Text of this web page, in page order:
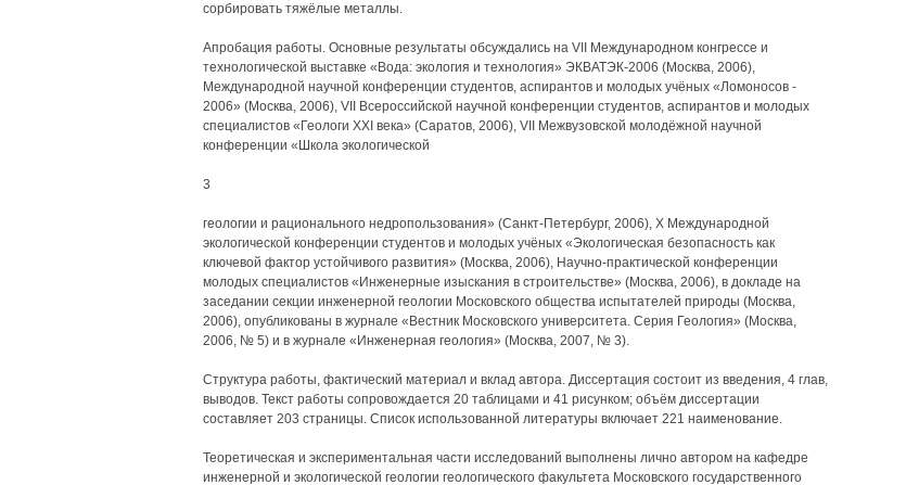
сорбировать тяжёлые металлы.
Апробация работы. Основные результаты обсуждались на VII Международном конгрессе и
технологической выставке «Вода: экология и технология» ЭКВАТЭК-2006 (Москва, 2006),
Международной научной конференции студентов, аспирантов и молодых учёных «Ломоносов -
2006» (Москва, 2006), VII Всероссийской научной конференции студентов, аспирантов и молодых
специалистов «Геологи XXI века» (Саратов, 2006), VII Межвузовской молодёжной научной
конференции «Школа экологической
3
геологии и рационального недропользования» (Санкт-Петербург, 2006), X Международной
экологической конференции студентов и молодых учёных «Экологическая безопасность как
ключевой фактор устойчивого развития» (Москва, 2006), Научно-практической конференции
молодых специалистов «Инженерные изыскания в строительстве» (Москва, 2006), в докладе на
заседании секции инженерной геологии Московского общества испытателей природы (Москва,
2006), опубликованы в журнале «Вестник Московского университета. Серия Геология» (Москва,
2006, № 5) и в журнале «Инженерная геология» (Москва, 2007, № 3).
Структура работы, фактический материал и вклад автора. Диссертация состоит из введения, 4 глав,
выводов. Текст работы сопровождается 20 таблицами и 41 рисунком; объём диссертации
составляет 203 страницы. Список использованной литературы включает 221 наименование.
Теоретическая и экспериментальная части исследований выполнены лично автором на кафедре
инженерной и экологической геологии геологического факультета Московского государственного